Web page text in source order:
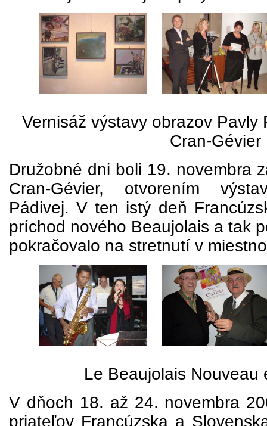
Vernisáž výstavy obrazov Pavly
Cran-Gévier
Družobné dni boli 19. novembra
Cran-Gévier, otvorením
Pádivej. V ten istý deň
príchod nového Beaujolais a tak
pokračovalo na stretnutí v
Le Beaujolais Nouveau
V dňoch 18. až 24. novembra
priateľov Francúzska a